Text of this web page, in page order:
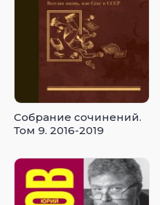
Собрание сочинений.
Том 9. 2016-2019